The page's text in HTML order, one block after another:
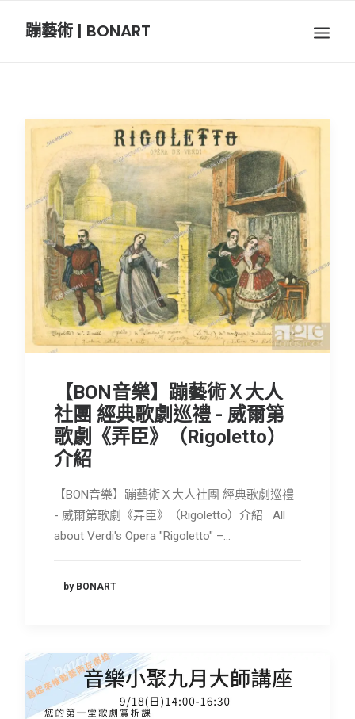
蹦藝術 | BONART
BON攝影
BON插畫
BON旅行
節慶長笛樂團
關於我們
SEARCH
【BON音樂】蹦藝術Ｘ大人
社團 經典歌劇巡禮 - 威爾第
歌劇《弄臣》（Rigoletto）
介紹
【BON音樂】蹦藝術Ｘ大人社團 經典歌劇巡禮
- 威爾第歌劇《弄臣》（Rigoletto）介紹 All
about Verdi's Opera "Rigoletto" –…
by BONART